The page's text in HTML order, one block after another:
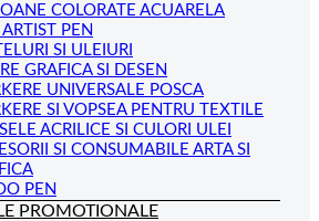
COLORATE ACUARELA
ARTIST PEN
SI ULEIURI
GRAFICA SI DESEN
UNIVERSALE POSCA
SI VOPSEA PENTRU TEXTILE
ACRILICE SI CULORI ULEI
SI CONSUMABILE ARTA SI
PEN
PROMOTIONALE